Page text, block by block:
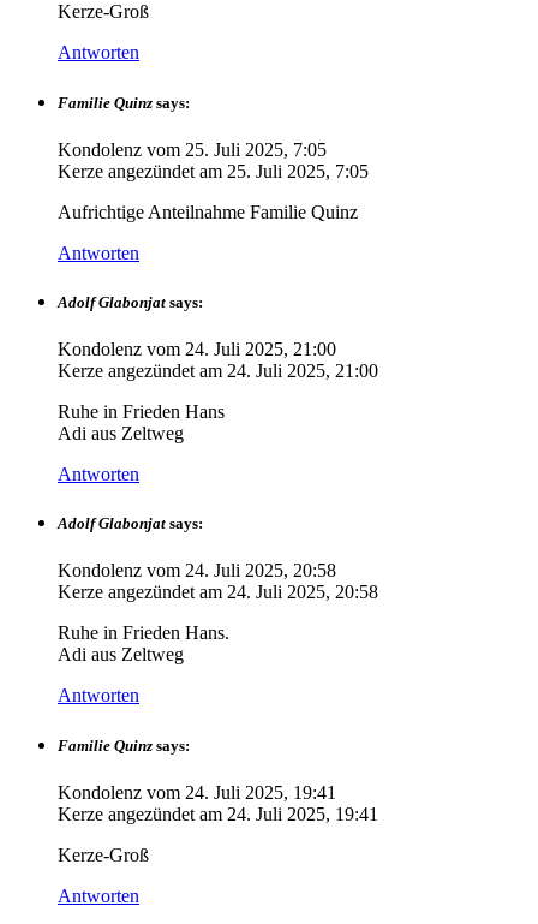
Kerze-Groß
Antworten
Familie Quinz says:
Kondolenz vom 25. Juli 2025, 7:05
Kerze angezündet am 25. Juli 2025, 7:05
Aufrichtige Anteilnahme Familie Quinz
Antworten
Adolf Glabonjat says:
Kondolenz vom 24. Juli 2025, 21:00
Kerze angezündet am 24. Juli 2025, 21:00
Ruhe in Frieden Hans
Adi aus Zeltweg
Antworten
Adolf Glabonjat says:
Kondolenz vom 24. Juli 2025, 20:58
Kerze angezündet am 24. Juli 2025, 20:58
Ruhe in Frieden Hans.
Adi aus Zeltweg
Antworten
Familie Quinz says:
Kondolenz vom 24. Juli 2025, 19:41
Kerze angezündet am 24. Juli 2025, 19:41
Kerze-Groß
Antworten